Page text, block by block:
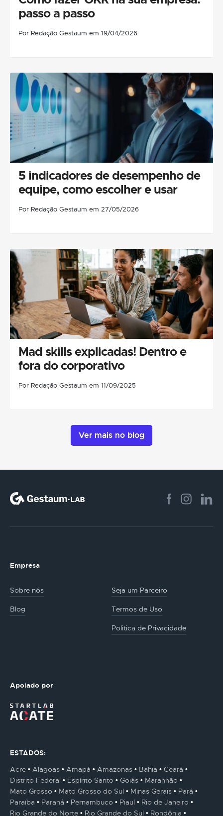
passo a passo
Por Redação Gestaum em 19/04/2026
5 indicadores de desempenho de
equipe, como escolher e usar
Por Redação Gestaum em 27/05/2026
Mad skills explicadas! Dentro e
fora do corporativo
Por Redação Gestaum em 11/09/2025
Ver mais no blog
Empresa
Sobre nós Seja um Parceiro
Blog Termos de Uso
Politica de Privacidade
Apoiado por
ESTADOS:
Acre
Alagoas Amapá Amazonas Bahia
Ceará
Distrito Federal
Espírito Santo Goiás
Maranhão
Mato Grosso
Mato Grosso do Sul Minas Gerais
Pará
Paraíba
Paraná Pernambuco Piauí
Rio de Janeiro
Rio Grande do Norte
Rio Grande do Sul Rondônia